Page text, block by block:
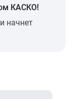
КАСКО!
начнет